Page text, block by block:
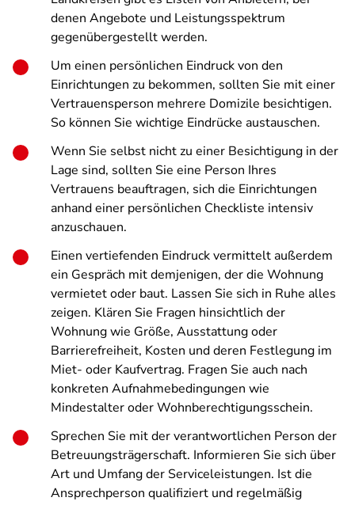
denen Angebote und Leistungsspektrum
gegenübergestellt werden.
Um einen persönlichen Eindruck von den
Einrichtungen zu bekommen, sollten Sie mit einer
Vertrauensperson mehrere Domizile besichtigen.
So können Sie wichtige Eindrücke austauschen.
Wenn Sie selbst nicht zu einer Besichtigung in der
Lage sind, sollten Sie eine Person Ihres
Vertrauens beauftragen, sich die Einrichtungen
anhand einer persönlichen Checkliste intensiv
anzuschauen.
Einen vertiefenden Eindruck vermittelt außerdem
ein Gespräch mit demjenigen, der die Wohnung
vermietet oder baut. Lassen Sie sich in Ruhe alles
zeigen. Klären Sie Fragen hinsichtlich der
Wohnung wie Größe, Ausstattung oder
Barrierefreiheit, Kosten und deren Festlegung im
Miet- oder Kaufvertrag. Fragen Sie auch nach
konkreten Aufnahmebedingungen wie
Mindestalter oder Wohnberechtigungsschein.
Sprechen Sie mit der verantwortlichen Person der
Betreuungsträgerschaft. Informieren Sie sich über
Art und Umfang der Serviceleistungen. Ist die
Ansprechperson qualifiziert und regelmäßig